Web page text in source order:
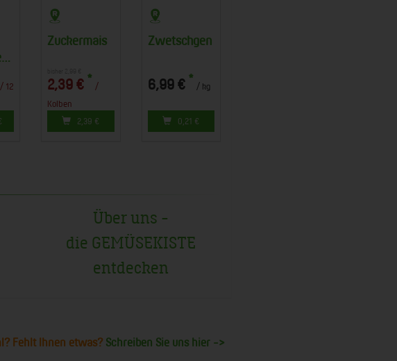
/ 12
Zuckermais
2,39 € * /
Kolben
2,39 €
Zwetschgen
6,99 € * / kg
0,21 €
Über uns -
die GEMÜSEKISTE
entdecken
Fehlt Ihnen etwas? Schreiben Sie uns hier ->